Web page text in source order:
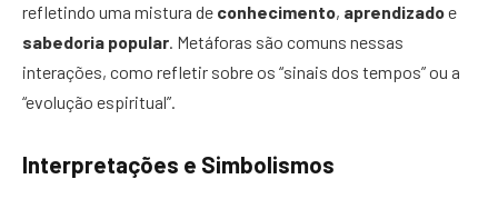
refletindo uma mistura de conhecimento, aprendizadoe
sabedoria popular. Metáforas são comuns nessas
interações, como refletir sobre os “sinais dos tempos” ou a
“evolução espiritual”.
Interpretações e Simbolismos